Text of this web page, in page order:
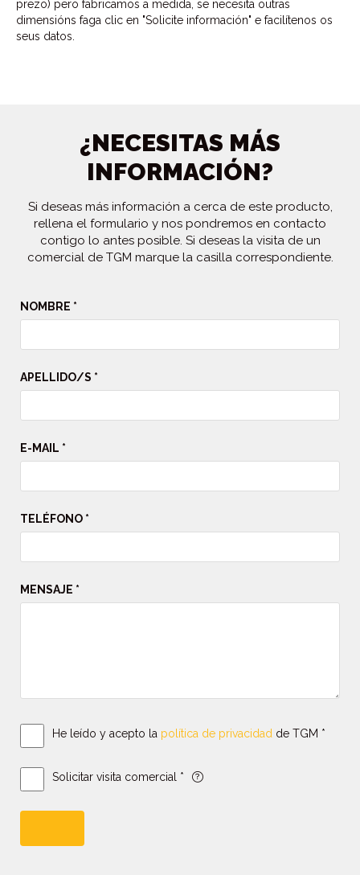
prezo) pero fabricamos a medida, se necesita outras
dimensións faga clic en "Solicite información" e facilítenos os
seus datos.
¿NECESITAS MÁS
INFORMACIÓN?
Si deseas más información a cerca de este producto,
rellena el formulario y nos pondremos en contacto
contigo lo antes posible. Si deseas la visita de un
comercial de TGM marque la casilla correspondiente.
NOMBRE *
APELLIDO/S *
E-MAIL *
TELÉFONO *
MENSAJE *
He leído y acepto la política de privacidad de TGM *
Solicitar visita comercial *